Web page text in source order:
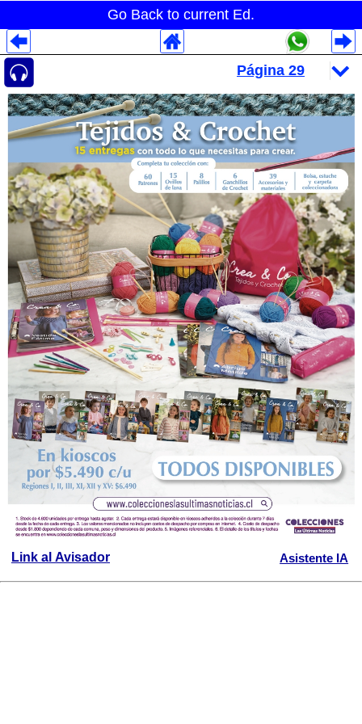
Go Back to current Ed.
Link al Avisador Asistente IA
Despliegues Analytics
Despliegues Totales
Despliegues por Rubros